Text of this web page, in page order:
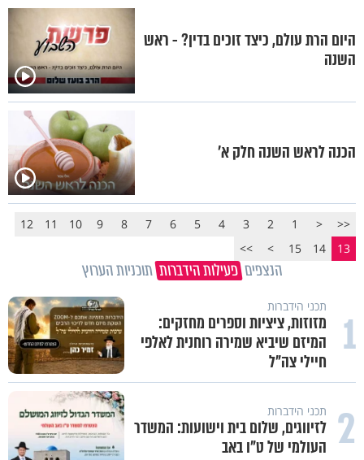
היום הרת עולם, כיצד זוכים בדין? - ראש
השנה
הכנה לראש השנה חלק א'
<<
<
1
2
3
4
5
6
7
8
9
10
11
12
13
14
15
>
>>
הנצפים פעילות הידברות תוכניות הערוץ
1 תכני הידברות
מזוזות, ציציות וספרים מחזקים:
המיזם שיביא שמירה רוחנית לאלפי
חיילי צה"ל
2 תכני הידברות
לזיווגים, שלום בית וישועות: המשדר
העולמי של ט"ו באב